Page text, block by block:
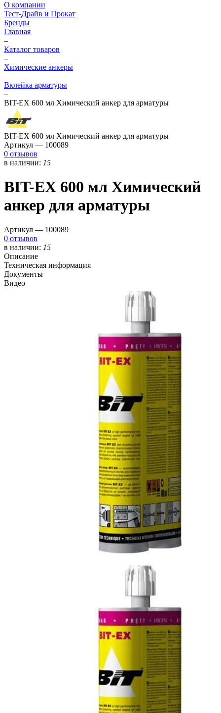
О компании
Тест-Драйв и Прокат
Бренды
Главная
–
Каталог товаров
–
Химические анкеры
–
Вклейка арматуры
–
BIT-EX 600 мл Химический анкер для арматуры
BIT-EX 600 мл Химический анкер для арматуры
Артикул — 100089
0 отзывов
в наличии: 15
BIT-EX 600 мл Химический
анкер для арматуры
Артикул — 100089
0 отзывов
в наличии: 15
Описание
Техническая информация
Документы
Видео